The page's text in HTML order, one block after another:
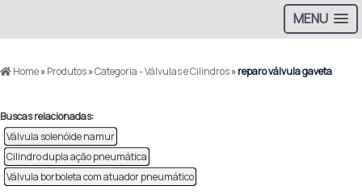
MENU
Home»Produtos»Categoria - Válvulas e Cilindros»reparo válvula gaveta
Buscas relacionadas:
Válvula solenóide namur
Cilindro dupla ação pneumática
Válvula borboleta com atuador pneumático